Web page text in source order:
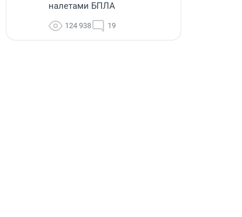
налетами БПЛА
124 938 19